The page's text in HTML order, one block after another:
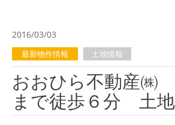
2016/03/03
最新物件情報 土地情報
おおひら不動産
まで徒歩６分 土